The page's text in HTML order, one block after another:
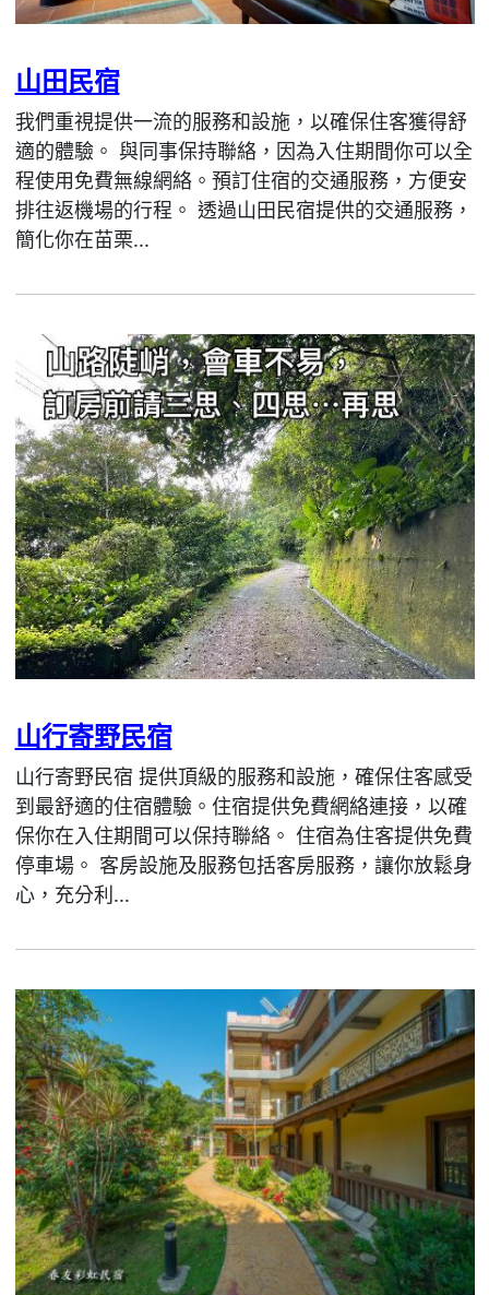
山田民宿
我們重視提供一流的服務和設施，以確保住客獲得舒
適的體驗。 與同事保持聯絡，因為入住期間你可以全
程使用免費無線網絡。預訂住宿的交通服務，方便安
排往返機場的行程。 透過山田民宿提供的交通服務，
簡化你在苗栗...
山行寄野民宿
山行寄野民宿 提供頂級的服務和設施，確保住客感受
到最舒適的住宿體驗。住宿提供免費網絡連接，以確
保你在入住期間可以保持聯絡。 住宿為住客提供免費
停車場。 客房設施及服務包括客房服務，讓你放鬆身
心，充分利...